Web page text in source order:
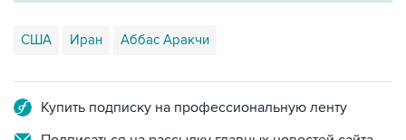
США Иран Аббас Аракчи
Купить подписку на профессиональную ленту